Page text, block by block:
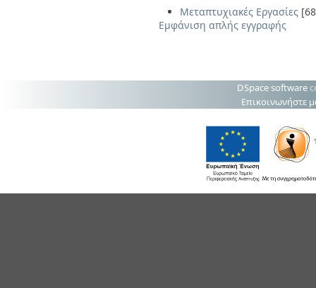
Μεταπτυχιακές Εργασίες
Εμφάνιση απλής εγγραφής
DSpace software
Επικοινωνήστε